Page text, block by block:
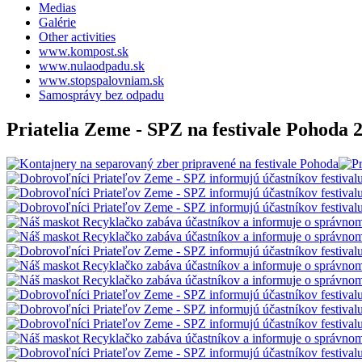
Medias
Galérie
Other activities
www.kompost.sk
www.nulaodpadu.sk
www.stopspalovniam.sk
Samosprávy bez odpadu
Priatelia Zeme - SPZ na festivale Pohoda